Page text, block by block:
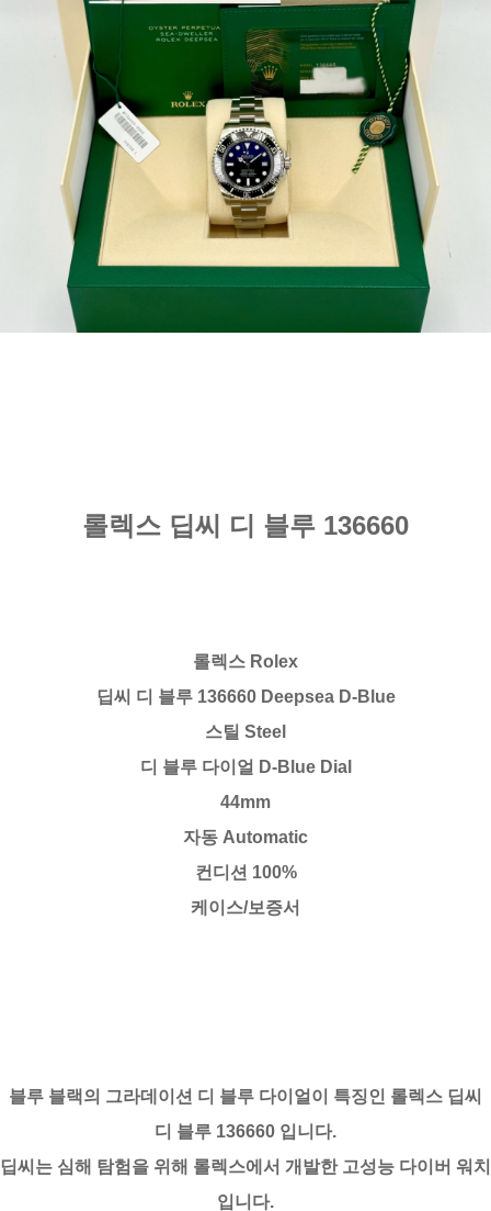
롤렉스 딥씨 디 블루 136660
롤렉스 Rolex
딥씨 디 블루 136660 Deepsea D-Blue
스틸 Steel
디 블루 다이얼 D-Blue Dial
44mm
자동 Automatic
컨디션 100%
케이스/보증서
블루 블랙의 그라데이션 디 블루 다이얼이 특징인 롤렉스 딥씨
디 블루 136660 입니다.
딥씨는 심해 탐험을 위해 롤렉스에서 개발한 고성능 다이버 워치
입니다.